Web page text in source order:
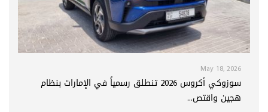
May 18, 2026
سوزوكي أكروس 2026 تنطلق رسمياً في الإمارات بنظام
هجين واقتص...